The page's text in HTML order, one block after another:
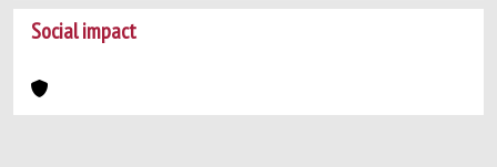
Social impact